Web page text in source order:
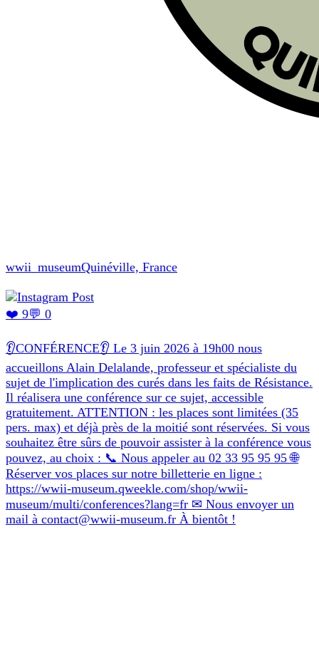
wwii_museumQuinéville, France
❤️ 9💬 0
👂CONFÉRENCE👂 Le 3 juin 2026 à 19h00 nous
accueillons Alain Delalande, professeur et spécialiste du
sujet de l'implication des curés dans les faits de Résistance.
Il réalisera une conférence sur ce sujet, accessible
gratuitement. ATTENTION : les places sont limitées (35
pers. max) et déjà près de la moitié sont réservées. Si vous
souhaitez être sûrs de pouvoir assister à la conférence vous
pouvez, au choix : 📞 Nous appeler au 02 33 95 95 95 🌐
Réserver vos places sur notre billetterie en ligne :
https://wwii-museum.qweekle.com/shop/wwii-
museum/multi/conferences?lang=fr ✉ Nous envoyer un
mail à contact@wwii-museum.fr À bientôt !